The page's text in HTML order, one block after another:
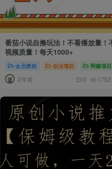
项目 短视频运营 网赚项目
番茄小说自撸玩法！不看播放量！
视频质量！每天1000+
会员教程 创业项目 网赚项目
2年前 0 1752